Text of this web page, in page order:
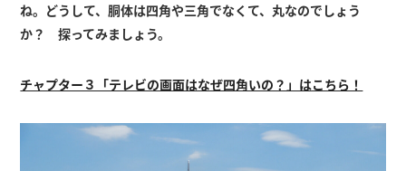
ね。どうして、胴体は四角や三角でなくて、丸なのでしょう
か？ 探ってみましょう。
チャプター３「テレビの画面はなぜ四角いの？」はこちら！